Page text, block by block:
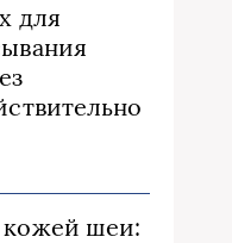
для
кожей шеи: